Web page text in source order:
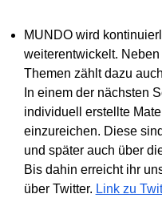
MUNDO wird
weiterentwickelt.
Themen zählt dazu
In einem der nächsten
individuell erstellte
einzureichen. Diese
und später auch über
Bis dahin erreicht ihr
über Twitter. Link zu